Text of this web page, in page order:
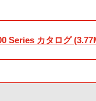
Series カタログ